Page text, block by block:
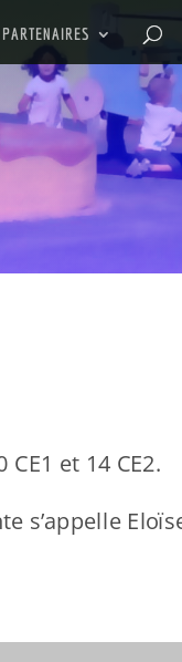
CE1 et 14 CE2.
s’appelle